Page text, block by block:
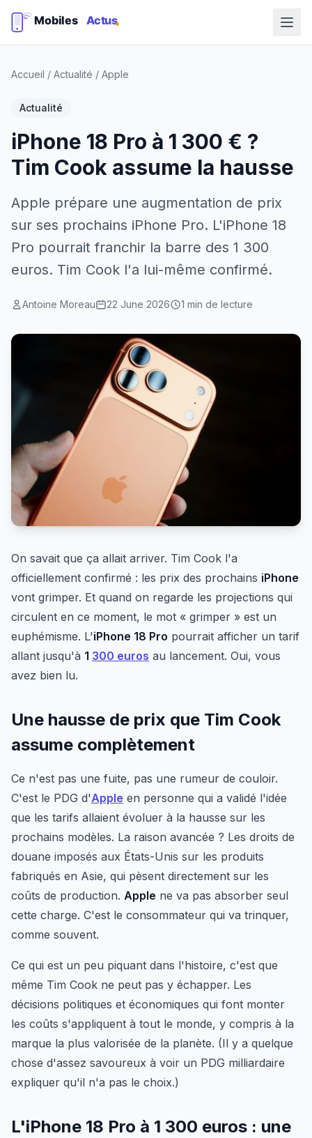
Accueil / Actualité / Apple
Actualité
iPhone 18 Pro à 1 300 € ?
Tim Cook assume la hausse
Apple prépare une augmentation de prix
sur ses prochains iPhone Pro. L'iPhone 18
Pro pourrait franchir la barre des 1 300
euros. Tim Cook l'a lui-même confirmé.
Antoine Moreau 22 June 2026 1 min de lecture
On savait que ça allait arriver. Tim Cook l'a
officiellement confirmé : les prix des prochains iPhone
vont grimper. Et quand on regarde les projections qui
circulent en ce moment, le mot « grimper » est un
euphémisme. L'iPhone 18 Pro pourrait afficher un tarif
allant jusqu'à 1 300 euros au lancement. Oui, vous
avez bien lu.
Une hausse de prix que Tim Cook
assume complètement
Ce n'est pas une fuite, pas une rumeur de couloir.
C'est le PDG d'Apple en personne qui a validé l'idée
que les tarifs allaient évoluer à la hausse sur les
prochains modèles. La raison avancée ? Les droits de
douane imposés aux États-Unis sur les produits
fabriqués en Asie, qui pèsent directement sur les
coûts de production. Apple ne va pas absorber seul
cette charge. C'est le consommateur qui va trinquer,
comme souvent.
Ce qui est un peu piquant dans l'histoire, c'est que
même Tim Cook ne peut pas y échapper. Les
décisions politiques et économiques qui font monter
les coûts s'appliquent à tout le monde, y compris à la
marque la plus valorisée de la planète. (Il y a quelque
chose d'assez savoureux à voir un PDG milliardaire
expliquer qu'il n'a pas le choix.)
L'iPhone 18 Pro à 1 300 euros : une